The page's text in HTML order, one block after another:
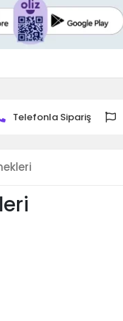
Telefonla Sipariş